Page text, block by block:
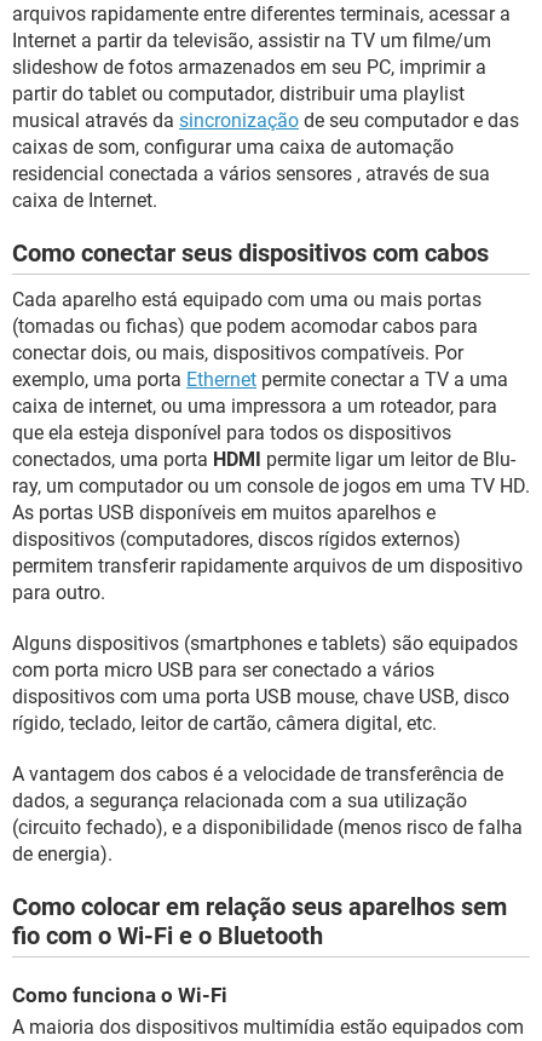
arquivos rapidamente entre diferentes terminais, acessar a
Internet a partir da televisão, assistir na TV um filme/um
slideshow de fotos armazenados em seu PC, imprimir a
partir do tablet ou computador, distribuir uma playlist
musical através da sincronização de seu computador e das
caixas de som, configurar uma caixa de automação
residencial conectada a vários sensores , através de sua
caixa de Internet.
Como conectar seus dispositivos com cabos
Cada aparelho está equipado com uma ou mais portas
(tomadas ou fichas) que podem acomodar cabos para
conectar dois, ou mais, dispositivos compatíveis. Por
exemplo, uma porta Ethernet permite conectar a TV a uma
caixa de internet, ou uma impressora a um roteador, para
que ela esteja disponível para todos os dispositivos
conectados, uma porta HDMI permite ligar um leitor de Blu-
ray, um computador ou um console de jogos em uma TV HD.
As portas USB disponíveis em muitos aparelhos e
dispositivos (computadores, discos rígidos externos)
permitem transferir rapidamente arquivos de um dispositivo
para outro.
Alguns dispositivos (smartphones e tablets) são equipados
com porta micro USB para ser conectado a vários
dispositivos com uma porta USB mouse, chave USB, disco
rígido, teclado, leitor de cartão, câmera digital, etc.
A vantagem dos cabos é a velocidade de transferência de
dados, a segurança relacionada com a sua utilização
(circuito fechado), e a disponibilidade (menos risco de falha
de energia).
Como colocar em relação seus aparelhos sem
fio com o Wi-Fi e o Bluetooth
Como funciona o Wi-Fi
A maioria dos dispositivos multimídia estão equipados com